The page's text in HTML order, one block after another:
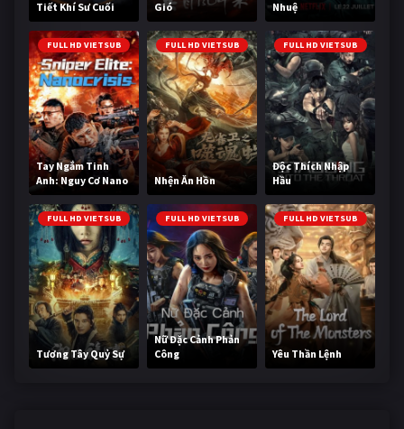
Tiết Khí Sư Cuối
Cùng
Gió Nhuệ
FULL HD VIETSUB
Tay Ngắm Tinh
Anh: Nguy Cơ Nano
FULL HD VIETSUB
Nhện Ăn Hồn
FULL HD VIETSUB
Độc Thích Nhập
Hầu
FULL HD VIETSUB
Tương Tây Quỷ Sự
FULL HD VIETSUB
Nữ Đặc Cảnh Phản
Công
FULL HD VIETSUB
Yêu Thần Lệnh